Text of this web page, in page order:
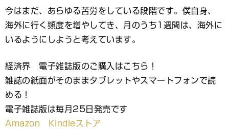
今はまだ、あらゆる苦労をしている段階です。僕自身、
海外に行く頻度を増やしてき、月のうち1週間は、海外に
いるようにしようと考えています。
経済界 電子雑誌版のご購入はこちら！
雑誌の紙面がそのままタブレットやスマートフォンで読
める！
電子雑誌版は毎月25日発売です
Amazon Kindleストア